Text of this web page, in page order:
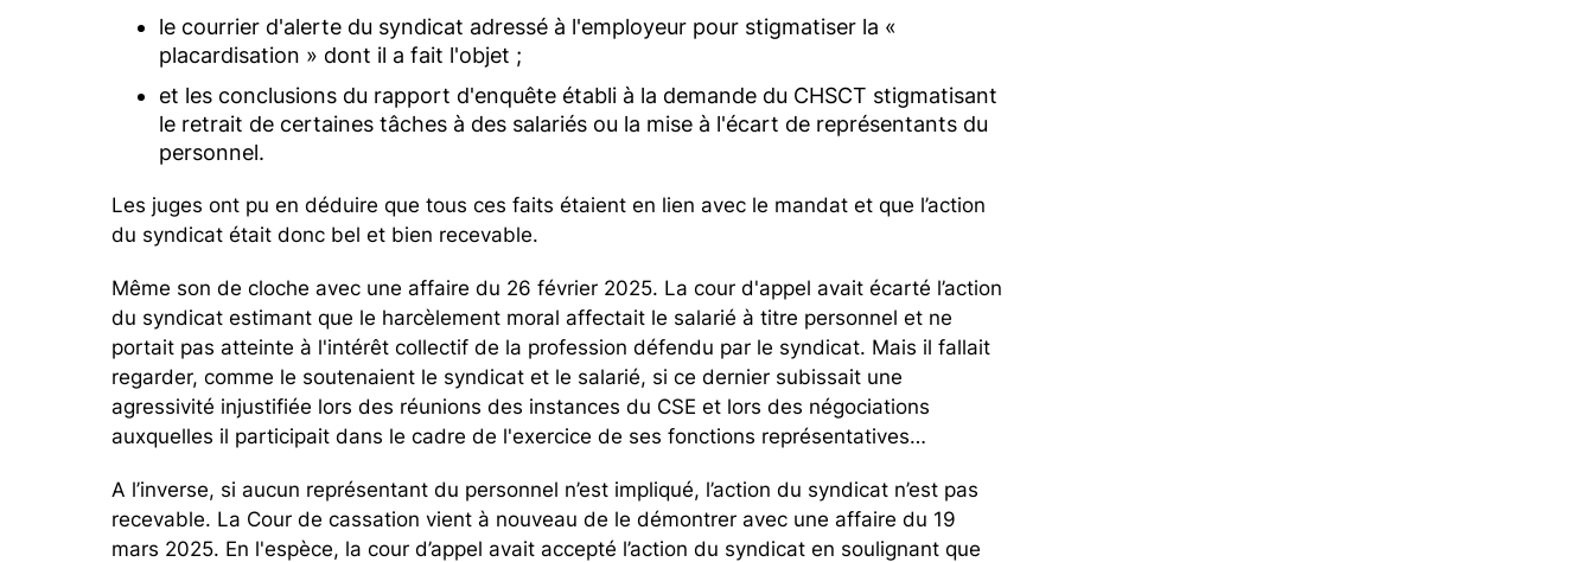
le courrier d'alerte du syndicat adressé à l'employeur pour stigmatiser la «
placardisation » dont il a fait l'objet ;
et les conclusions du rapport d'enquête établi à la demande du CHSCT stigmatisant
le retrait de certaines tâches à des salariés ou la mise à l'écart de représentants du
personnel.
Les juges ont pu en déduire que tous ces faits étaient en lien avec le mandat et que l’action
du syndicat était donc bel et bien recevable.
Même son de cloche avec une affaire du 26 février 2025. La cour d'appel avait écarté l’action
du syndicat estimant que le harcèlement moral affectait le salarié à titre personnel et ne
portait pas atteinte à l'intérêt collectif de la profession défendu par le syndicat. Mais il fallait
regarder, comme le soutenaient le syndicat et le salarié, si ce dernier subissait une
agressivité injustifiée lors des réunions des instances du CSE et lors des négociations
auxquelles il participait dans le cadre de l'exercice de ses fonctions représentatives…
A l’inverse, si aucun représentant du personnel n’est impliqué, l’action du syndicat n’est pas
recevable. La Cour de cassation vient à nouveau de le démontrer avec une affaire du 19
mars 2025. En l'espèce, la cour d’appel avait accepté l’action du syndicat en soulignant que